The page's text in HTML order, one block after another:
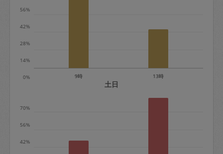
※キャンセル料金の設定について：
定期依頼1回（3時間）の金額とスポット
0%
14%
28%
42%
56%
9時 13時
土日
42%
56%
70%